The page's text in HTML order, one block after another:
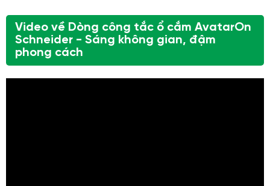
Video về Dòng công tắc ổ cắm AvatarOn
Schneider - Sáng không gian, đậm
phong cách